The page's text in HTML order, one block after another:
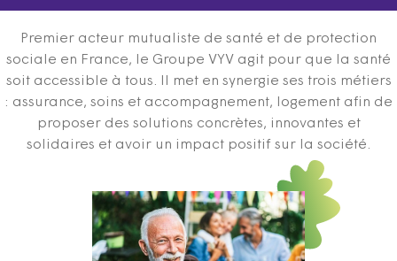
Premier acteur mutualiste de santé et de protection
sociale en France, le Groupe VYV agit pour que la santé
soit accessible à tous. Il met en synergie ses trois métiers
: assurance, soins et accompagnement, logement afin de
proposer des solutions concrètes, innovantes et
solidaires et avoir un impact positif sur la société.